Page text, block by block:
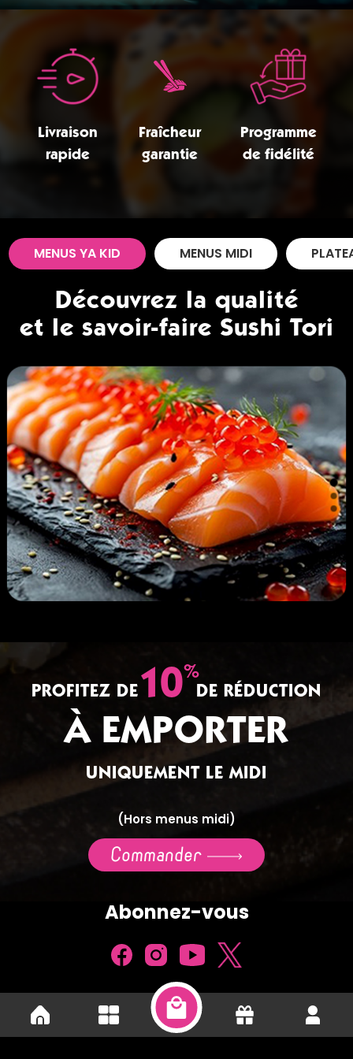
Livraison
rapide
Fraîcheur
garantie
Programme
de fidélité
MENUS YA KID MENUS MIDI
Découvrez la qualité
et le savoir-faire Sushi Tori
PROFITEZ DE10%
DE RÉDUCTION
À EMPORTER
UNIQUEMENT LE MIDI
(Hors menus midi)
Commander
Abonnez-vous